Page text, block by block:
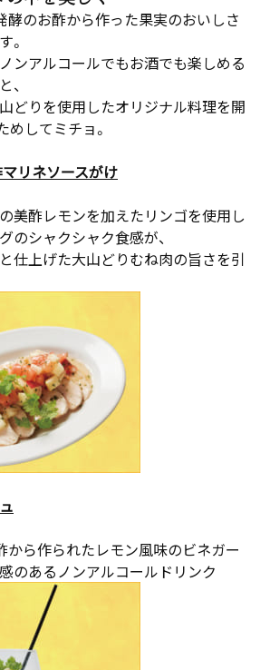
のお酢から作った果実のおいしさ
。
ンアルコールでもお酒でも楽しめる
、
どりを使用したオリジナル料理を開
めしてミチョ。
リネソースがけ
美酢レモンを加えたリンゴを使用し
のシャクシャク食感が、
仕上げた大山どりむね肉の旨さを引
から作られたレモン風味のビネガー
のあるノンアルコールドリンク